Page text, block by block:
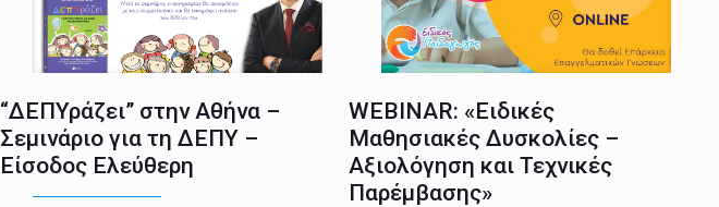
“ΔΕΠΥράζει” στην Αθήνα –
Σεμινάριο για τη ΔΕΠΥ –
Είσοδος Ελεύθερη
WEBINAR: «Ειδικές
Μαθησιακές Δυσκολίες –
Αξιολόγηση και Τεχνικές
Παρέμβασης»